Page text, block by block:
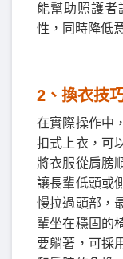
能幫助照護者
性，同時降低
2️ 、 換衣技
在實際操作中
扣式上衣，可
將衣服從肩膀
讓長輩低頭或
慢拉過頭部，
輩坐在穩固的
要躺著，可採